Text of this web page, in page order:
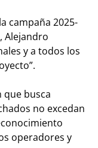
campaña 2025-
Alejandro
y a todos los
que busca
no excedan
operadores y